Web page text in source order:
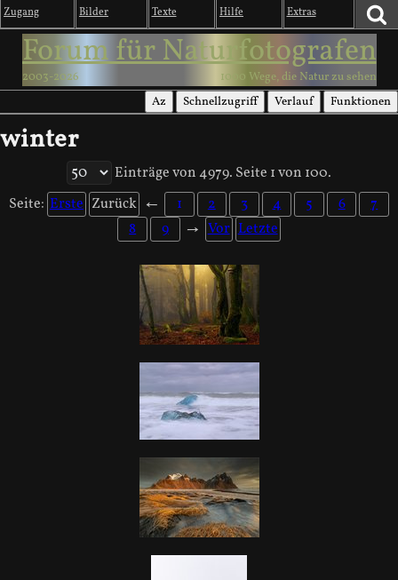
Zugang Bilder Texte Hilfe Extras
Forum für Naturfotografen
2003-2026 1000 Wege, die Natur zu sehen
Az Schnellzugriff Verlauf Funktionen
winter
Einträge von 4979. Seite 1 von 100.
Seite: Erste Zurück ← 1 2 3 4 5 6
7
8
9 → Vor Letzte